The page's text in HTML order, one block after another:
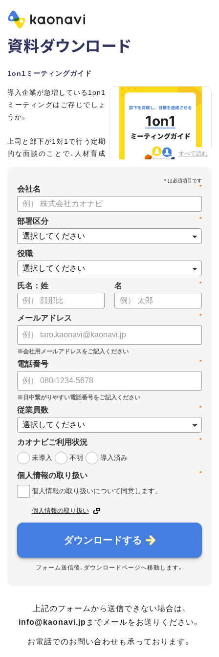
資料ダウンロード
1on1ミーティングガイド
すべて読む
導入企業が急増している1on1
ミーティングはご存じでしょ
うか。
上司と部下が1対1で行う定期
的な面談のことで、人材育成
こちらの資料では、
・1on1とは何か？
・1on1の基本的なやり方
・ 1on1 の基本アジェンダと質問例
についてまとめましたので、ぜひお役立てください。
*
会社名
*
部署区分
役職
氏名：姓 *
名
*
メールアドレス
*
電話番号
*
従業員数
*
カオナビご利用状況
未導入
不明 導入済み
*
個人情報の取り扱い
個人情報の取り扱いについて同意します。
個人情報の取り扱い
ダウンロードする
フォーム送信後、ダウンロードページへ移動します。
上記のフォームから送信できない場合は、
info@kaonavi.jp までメールをお送りください。
お電話でのお問い合わせも承っております。